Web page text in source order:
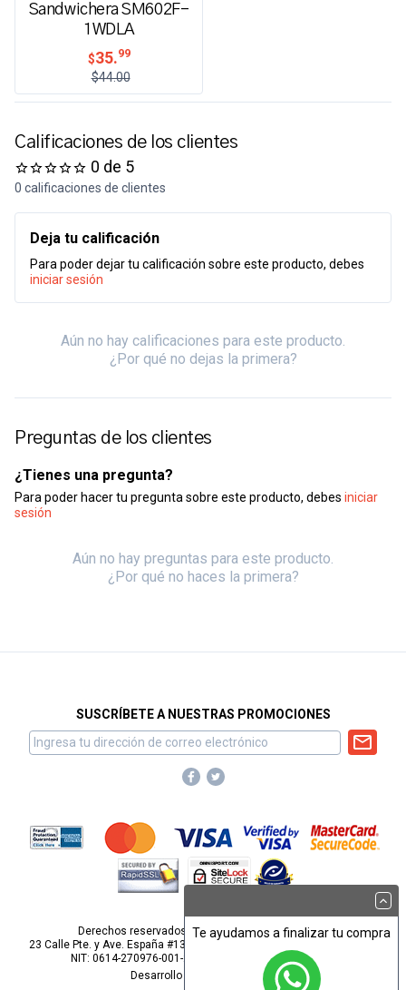
Te ayudamos a finalizar tu compra
Sandwichera SM602F-
1WDLA
$35.99
$44.00
Calificaciones de los clientes
0 de 5
0 calificaciones de clientes
Deja tu calificación
Para poder dejar tu calificación sobre este producto, debes
iniciar sesión
Aún no hay calificaciones para este producto.
¿Por qué no dejas la primera?
Preguntas de los clientes
¿Tienes una pregunta?
Para poder hacer tu pregunta sobre este producto, debes iniciar
sesión
Aún no hay preguntas para este producto.
¿Por qué no haces la primera?
SUSCRÍBETE A NUESTRAS PROMOCIONES
Derechos reservados para Omnisport, S.A. de C.V.
23 Calle Pte. y Ave. España #1313, Barrio San Miguelito, San Salvador.
NIT: 0614-270976-001-2
webmaster@omnisport.com
Desarrollo por
Pop Studios